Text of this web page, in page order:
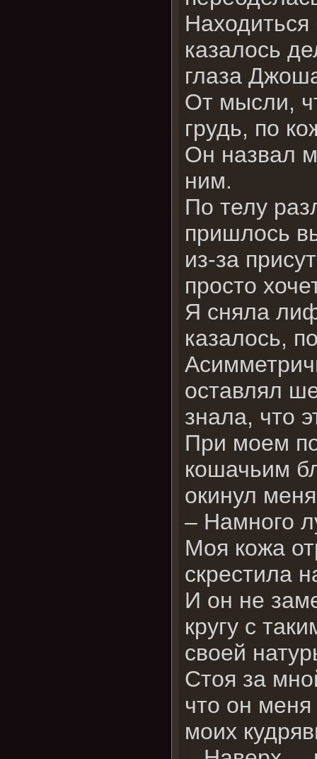
казалось
глаза
От мысли,
грудь, по
Он назвал
ним.
По телу
пришлось
из-за
просто
Я сняла
казалось,
оставлял
знала, что
При моем
кошачьим
окинул
– Намного
Моя кожа
скрестила
И он не
кругу с
своей
Стоя за
что он
моих